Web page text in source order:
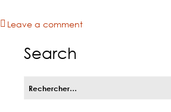
Leave a comment
Search
Rechercher :